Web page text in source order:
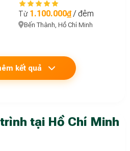
Từ 1.100.000₫/ đêm
Bến Thành, Hồ Chí Minh
kết quả
tại Hồ Chí Minh